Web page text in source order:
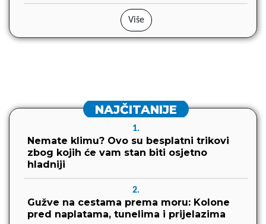
Više
NAJČITANIJE
1.
Nemate klimu? Ovo su besplatni trikovi
zbog kojih će vam stan biti osjetno
hladniji
2.
Gužve na cestama prema moru: Kolone
pred naplatama, tunelima i prijelazima